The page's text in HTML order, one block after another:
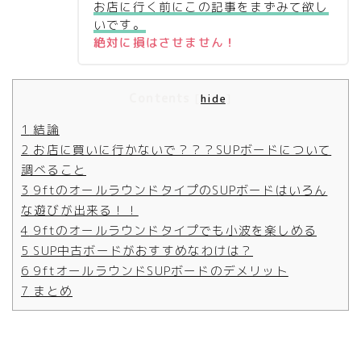
お店に行く前にこの記事をまずみて欲し
いです。
絶対に損はさせません！
hide
1 結論
2 お店に買いに行かないで？？？SUPボードについて
調べること
3 9ftのオールラウンドタイプのSUPボードはいろん
な遊びが出来る！！
4 9ftのオールラウンドタイプでも小波を楽しめる
5 SUP中古ボードがおすすめなわけは？
6 9ftオールラウンドSUPボードのデメリット
7 まとめ